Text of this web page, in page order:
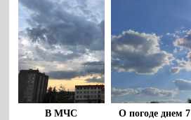
В МЧС
О погоде днем 7